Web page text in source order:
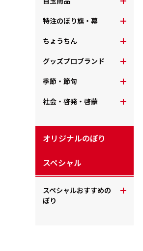
特注のぼり旗・幕
ちょうちん
グッズプロブランド
季節・節句
社会・啓発・啓蒙
オリジナルのぼり
スペシャル
スペシャルおすすめの
ぼり